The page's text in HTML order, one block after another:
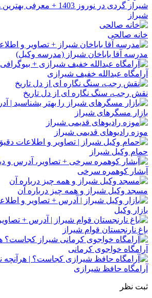
شیراز گردی در نوروز 1403 +
شیراز
خانه صالحی
مدرسه آقا باباخان شیراز (مدرسه وکیل)
آرامگاه عبدالله خفیف شیرازی
نقش رجب، سنگ نگاره ای از دل تاریخ
بازار مسگرهای شیراز
موزه رادیوهای قدیمی شیراز
حمام وکیل شیراز
آبشار کوهمره سرخی
مسجد وکیل شیراز و همه چیز درباره آن
بازار وکیل
باغ نارنجستان قوام شیراز
آرامگاه خواجوی کرمانی
آرامگاه حافظ شیرازی
ثبت نظر